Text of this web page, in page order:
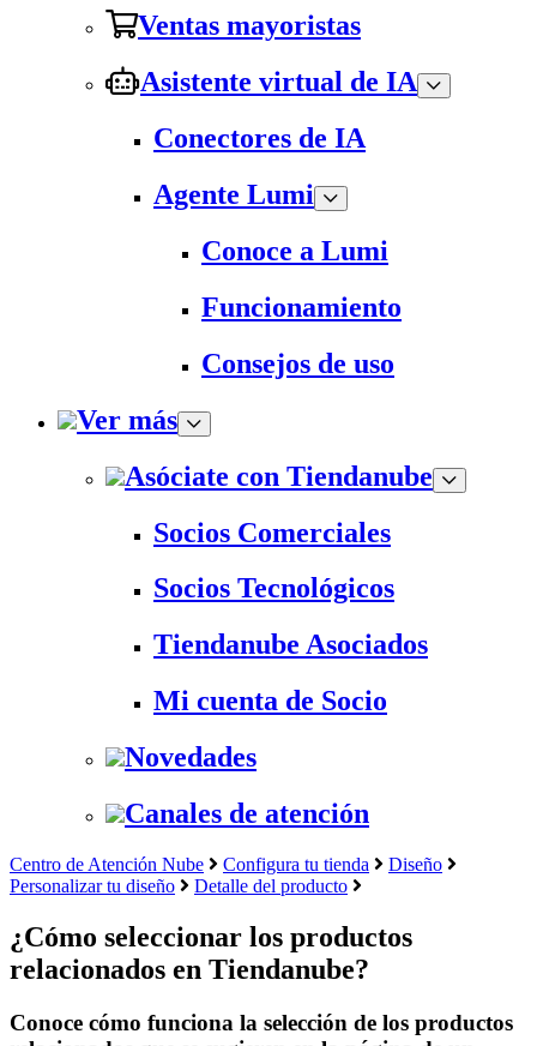
Ventas mayoristas
Asistente virtual de IA
Conectores de IA
Agente Lumi
Conoce a Lumi
Funcionamiento
Consejos de uso
Ver más
Asóciate con Tiendanube
Socios Comerciales
Socios Tecnológicos
Tiendanube Asociados
Mi cuenta de Socio
Novedades
Canales de atención
Centro de Atención Nube Configura tu tienda
Diseño
Personalizar tu diseño
Detalle del producto
¿Cómo seleccionar los productos
relacionados en Tiendanube?
Conoce cómo funciona la selección de los productos